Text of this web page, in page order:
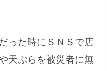
った時にＳＮＳで店
天ぷらを被災者に無